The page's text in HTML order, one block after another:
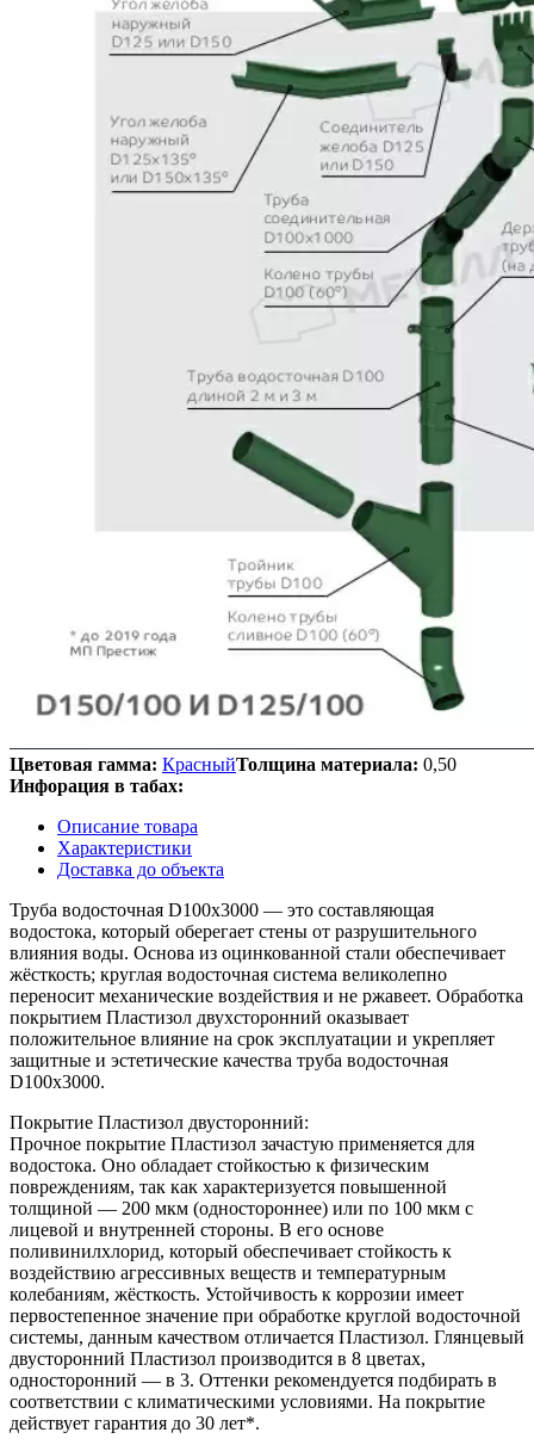
Цветовая гамма: КрасныйТолщина материала: 0,50
Инфорация в табах:
Описание товара
Характеристики
Доставка до объекта
Труба водосточная D100х3000 — это составляющая
водостока, который оберегает стены от разрушительного
влияния воды. Основа из оцинкованной стали обеспечивает
жёсткость; круглая водосточная система великолепно
переносит механические воздействия и не ржавеет. Обработка
покрытием Пластизол двухсторонний оказывает
положительное влияние на срок эксплуатации и укрепляет
защитные и эстетические качества труба водосточная
D100х3000.
Покрытие Пластизол двусторонний:
Прочное покрытие Пластизол зачастую применяется для
водостока. Оно обладает стойкостью к физическим
повреждениям, так как характеризуется повышенной
толщиной — 200 мкм (одностороннее) или по 100 мкм с
лицевой и внутренней стороны. В его основе
поливинилхлорид, который обеспечивает стойкость к
воздействию агрессивных веществ и температурным
колебаниям, жёсткость. Устойчивость к коррозии имеет
первостепенное значение при обработке круглой водосточной
системы, данным качеством отличается Пластизол. Глянцевый
двусторонний Пластизол производится в 8 цветах,
односторонний — в 3. Оттенки рекомендуется подбирать в
соответствии с климатическими условиями. На покрытие
действует гарантия до 30 лет*.